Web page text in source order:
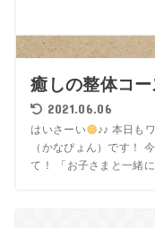
癒しの整体コー
2021.06.06
はいさーい
♪♪ 本日も
（かなぴょん）です！
て！ 「お子さまと一緒